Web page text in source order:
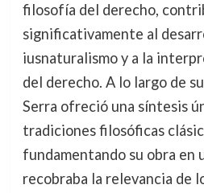
filosofía del derecho,
significativamente al
iusnaturalismo y a la
del derecho. A lo largo de
Serra ofreció una síntesis
tradiciones filosóficas
fundamentando su obra en
recobraba la relevancia de